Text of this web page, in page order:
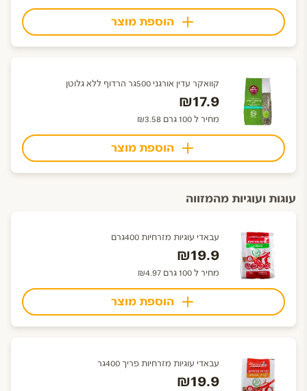
הוספת מוצר
קוואקר עדין אורגני 500גר הרדוף ללא גלוטן
₪17.9
מחיר ל 100 גרם ₪3.58
הוספת מוצר
עוגות ועוגיות מהמזווה
עבאדי עוגיות מזרחיות 400גרם
₪19.9
מחיר ל 100 גרם ₪4.97
הוספת מוצר
עבאדי עוגיות מזרחיות פריך 400גר
₪19.9